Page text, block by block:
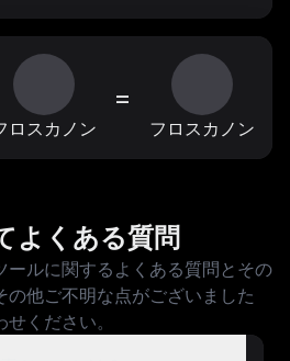
ロスカノン
=
フロスカノン
よくある質問
ールに関するよくある質問とその
の他ご不明な点がございました
ください。